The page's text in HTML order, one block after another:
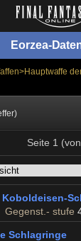
Eorzea-
Seite 1
Gegenst.- stufe
Schlagringe